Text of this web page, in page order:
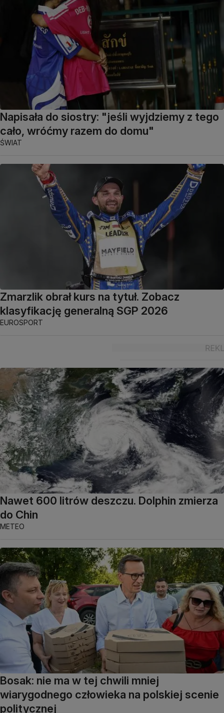
Napisała do siostry: "jeśli wyjdziemy z tego
cało, wróćmy razem do domu"
ŚWIAT
Zmarzlik obrał kurs na tytuł. Zobacz
klasyfikację generalną SGP 2026
EUROSPORT
Nawet 600 litrów deszczu. Dolphin zmierza
do Chin
METEO
Bosak: nie ma w tej chwili mniej
wiarygodnego człowieka na polskiej scenie
politycznej